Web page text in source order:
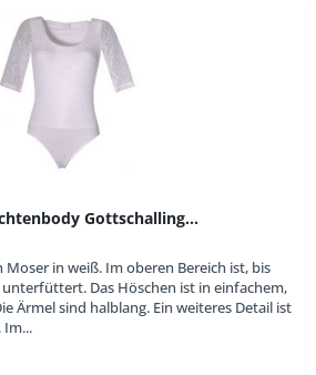
Gottschalling...
in weiß. Im oberen Bereich ist, bis
Das Höschen ist in einfachem,
Ärmel sind halblang. Ein weiteres Detail ist